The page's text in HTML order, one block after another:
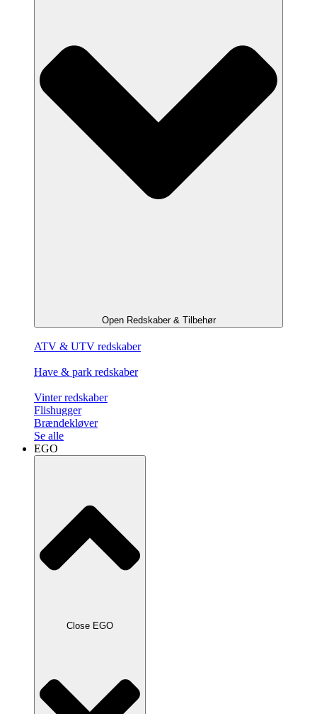
Open Redskaber & Tilbehør
ATV & UTV redskaber
Have & park redskaber
Vinter redskaber
Flishugger
Brændekløver
Se alle
EGO
Close EGO